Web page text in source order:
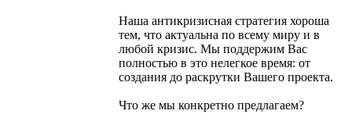
Наша антикризисная стратегия хороша
тем, что актуальна по всему миру и в
любой кризис. Мы поддержим Вас
полностью в это нелегкое время: от
создания до раскрутки Вашего проекта.
Что же мы конкретно предлагаем?